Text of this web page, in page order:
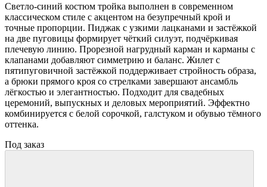
Светло-синий костюм тройка выполнен в современном
классическом стиле с акцентом на безупречный крой и
точные пропорции. Пиджак с узкими лацканами и застёжкой
на две пуговицы формирует чёткий силуэт, подчёркивая
плечевую линию. Прорезной нагрудный карман и карманы с
клапанами добавляют симметрию и баланс. Жилет с
пятипуговичной застёжкой поддерживает стройность образа,
а брюки прямого кроя со стрелками завершают ансамбль
лёгкостью и элегантностью. Подходит для свадебных
церемоний, выпускных и деловых мероприятий. Эффектно
комбинируется с белой сорочкой, галстуком и обувью тёмного
оттенка.
Под заказ